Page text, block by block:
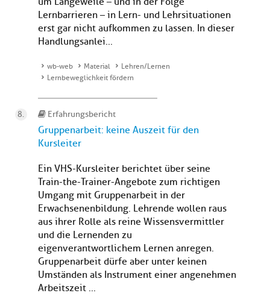
Lernbarrieren – in Lern- und Lehrsituationen
erst gar nicht aufkommen zu lassen. In dieser
Handlungsanlei...
wb-web Material
Lehren/Lernen
Lernbeweglichkeit fördern
Erfahrungsbericht
Gruppenarbeit: keine Auszeit für den
Kursleiter
Ein VHS-Kursleiter berichtet über seine
Train-the-Trainer-Angebote zum richtigen
Umgang mit Gruppenarbeit in der
Erwachsenenbildung. Lehrende wollen raus
aus ihrer Rolle als reine Wissensvermittler
und die Lernenden zu
eigenverantwortlichem Lernen anregen.
Gruppenarbeit dürfe aber unter keinen
Umständen als Instrument einer angenehmen
Arbeitszeit ...